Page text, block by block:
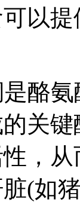
以
酪
关
，
(如